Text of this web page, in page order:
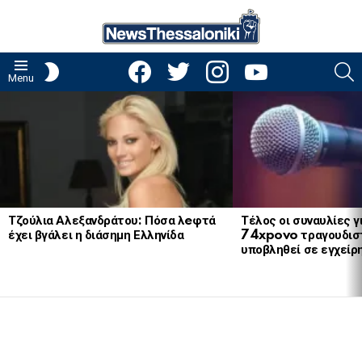
Menu
facebooktwitter instagramyoutube
Τζούλια Αλεξανδράτου: Πόσα λeφτά
έχει βγάλει η διάσημη Ελληνίδα
Τέλος οι συναυλίες
74xpovo
υποβληθεί σε